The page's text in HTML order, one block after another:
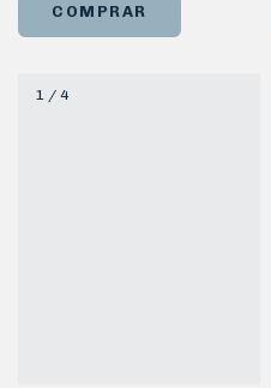
COMPRAR
1 / 4